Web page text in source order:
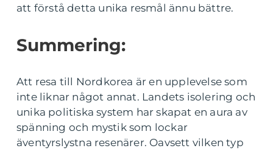
att förstå detta unika resmål ännu bättre.
Summering:
Att resa till Nordkorea är en upplevelse som
inte liknar något annat. Landets isolering och
unika politiska system har skapat en aura av
spänning och mystik som lockar
äventyrslystna resenärer. Oavsett vilken typ